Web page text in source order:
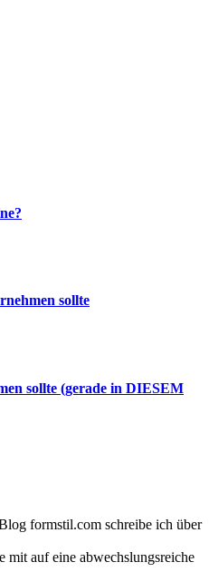
sollte
sollte (gerade in DIESEM
formstil.com schreibe ich über
mit auf eine abwechslungsreiche